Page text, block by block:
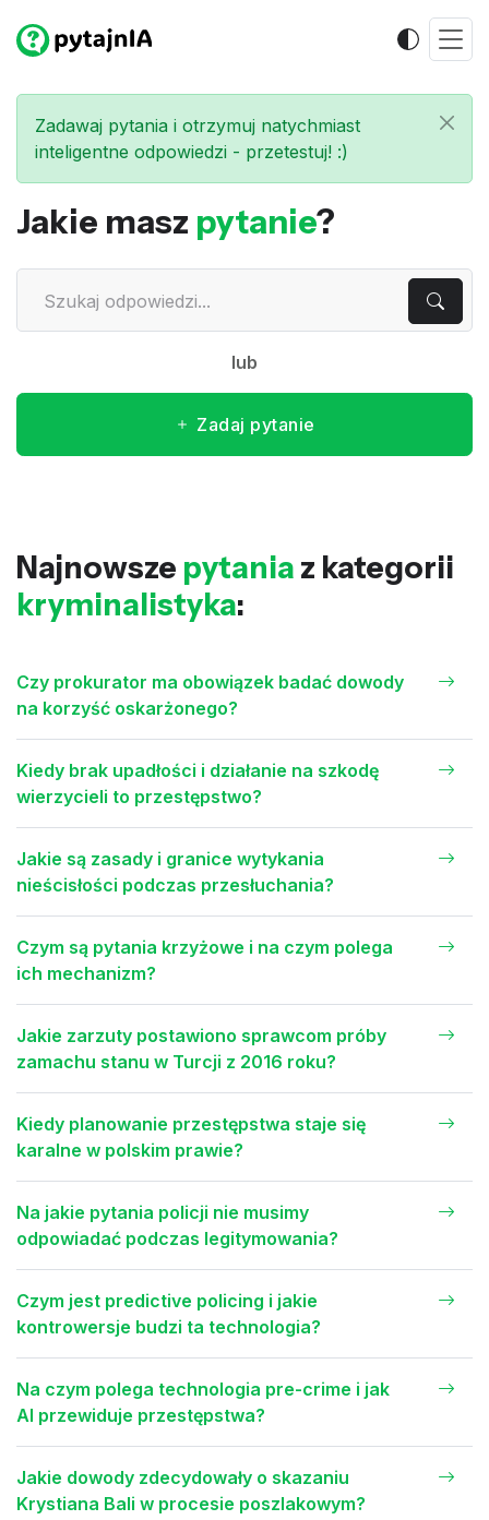
Zadawaj pytania i otrzymuj natychmiast
inteligentne odpowiedzi - przetestuj! :)
Jakie masz pytanie?
lub
Zadaj pytanie
Najnowsze pytania z kategorii
kryminalistyka:
Czy prokurator ma obowiązek badać dowody
na korzyść oskarżonego?
Kiedy brak upadłości i działanie na szkodę
wierzycieli to przestępstwo?
Jakie są zasady i granice wytykania
nieścisłości podczas przesłuchania?
Czym są pytania krzyżowe i na czym polega
ich mechanizm?
Jakie zarzuty postawiono sprawcom próby
zamachu stanu w Turcji z 2016 roku?
Kiedy planowanie przestępstwa staje się
karalne w polskim prawie?
Na jakie pytania policji nie musimy
odpowiadać podczas legitymowania?
Czym jest predictive policing i jakie
kontrowersje budzi ta technologia?
Na czym polega technologia pre-crime i jak
AI przewiduje przestępstwa?
Jakie dowody zdecydowały o skazaniu
Krystiana Bali w procesie poszlakowym?